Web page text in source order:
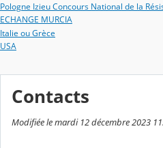
Pologne Izieu Concours National de la
ECHANGE MURCIA
Italie ou Grèce
USA
Contacts
Modifiée le mardi 12 décembre 2023